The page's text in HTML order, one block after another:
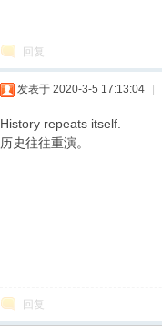
回复
发表于 2020-3-5 17:13:04
History repeats itself.
历史往往重演。
回复